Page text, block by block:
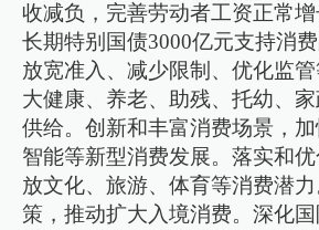
收减负，完善劳动者工资正常
长期特别国债3000亿元支持消
放宽准入、减少限制、优化监
大健康、养老、助残、托幼、
供给。创新和丰富消费场景，加
智能等新型消费发展。落实和
放文化、旅游、体育等消费潜
策，推动扩大入境消费。深化